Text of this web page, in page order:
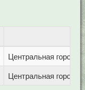
Центральная
Центральная